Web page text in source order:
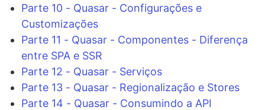
Parte 10 - Quasar - Configurações e
Customizações
Parte 11 - Quasar - Componentes - Diferença
entre SPA e SSR
Parte 12 - Quasar - Serviços
Parte 13 - Quasar - Regionalização e Stores
Parte 14 - Quasar - Consumindo a API